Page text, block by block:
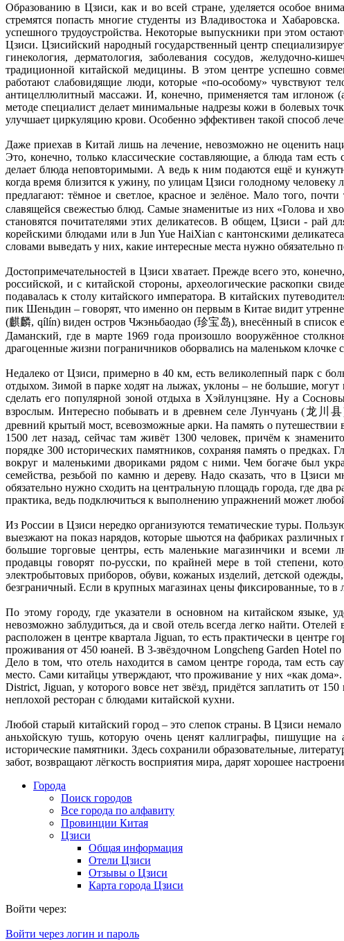
Образованию в Цзиси, как и во всей стране, уделяется особое
стремятся попасть многие студенты из Владивостока и
успешного трудоустройства. Некоторые выпускники при этом
Цзиси. Цзисийский народный государственный центр
гинекология, дерматология, заболевания сосудов, желудочно-
традиционной китайской медицины. В этом центре успешно
работают слабовидящие люди, которые «по-особому» чувствуют
антицеллюлитный массажи. И, конечно, применяется там иглонож
методе специалист делает минимальные надрезы кожи в болевых
улучшает циркуляцию крови. Особенно эффективен такой способ
Даже приехав в Китай лишь на лечение, невозможно не оценить
Это, конечно, только классические составляющие, а блюда там
делает блюда неповторимыми. А ведь к ним подаются ещё и
когда время близится к ужину, по улицам Цзиси голодному
предлагают: тёмное и светлое, красное и зелёное. Мало того,
славящейся свежестью блюд. Самые знаменитые из них «Голова и
становятся почитателями этих деликатесов. В общем, Цзиси -
корейскими блюдами или в Jun Yue HaiXian с кантонскими
словами выведать у них, какие интересные места нужно обязательно
Достопримечательностей в Цзиси хватает. Прежде всего это,
российской, и с китайской стороны, археологические раскопки
подавалась к столу китайского императора. В китайских
пик Шеньдин – говорят, что именно он первым в Китае видит
(麒麟, qílín) виден остров Чжэньбаодао (珍宝岛), внесённый в список
Даманский, где в марте 1969 года произошло вооружённое
драгоценные жизни пограничников оборвались на маленьком клочке
Недалеко от Цзиси, примерно в 40 км, есть великолепный парк с
отдыхом. Зимой в парке ходят на лыжах, уклоны – не большие, могут
сделать его популярной зоной отдыха в Хэйлунцзяне. Ну а
взрослым. Интересно побывать и в древнем селе Лунчуань (龙川
древний крытый мост, всевозможные арки. На память о путешествии
1500 лет назад, сейчас там живёт 1300 человек, причём к
порядке 300 исторических памятников, сохраняя память о
вокруг и маленькими двориками рядом с ними. Чем богаче был
семейства, резьбой по камню и дереву. Надо сказать, что в Цзиси
обязательно нужно сходить на центральную площадь города, где
практика, ведь подключиться к выполнению упражнений может
Из России в Цзиси нередко организуются тематические туры.
выезжают на показ нарядов, которые шьются на фабриках
большие торговые центры, есть маленькие магазинчики и всеми
продавцы говорят по-русски, по крайней мере в той степени,
электробытовых приборов, обуви, кожаных изделий, детской
безграничный. Если в крупных магазинах цены фиксированные, то в
По этому городу, где указатели в основном на китайском языке,
невозможно заблудиться, да и свой отель всегда легко найти.
расположен в центре квартала Jiguan, то есть практически в центре
проживания от 450 юаней. В 3-звёздочном Longcheng Garden Hotel
Дело в том, что отель находится в самом центре города, там есть
место. Сами китайцы утверждают, что проживание у них «как
District, Jiguan, у которого вовсе нет звёзд, придётся заплатить от
неплохой ресторан с блюдами китайской кухни.
Любой старый китайский город – это слепок страны. В Цзиси
аньхойскую тушь, которую очень ценят каллиграфы, пишущие на
исторические памятники. Здесь сохранили образовательные,
забот, возвращают лёгкость восприятия мира, дарят хорошее
Города
Поиск городов
Все города по алфавиту
Провинции Китая
Цзиси
Общая информация
Отели Цзиси
Отзывы о Цзиси
Карта города Цзиси
Войти через:
Войти через логин и пароль